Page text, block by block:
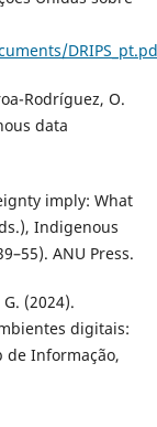
Rodríguez, O.
data
imply: What
Indigenous
ANU Press.
(2024).
digitais:
de Informação,